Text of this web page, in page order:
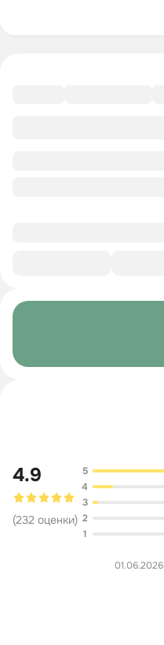
4.9
(232 оценки)
1
2
3
4
5
01.06.2026